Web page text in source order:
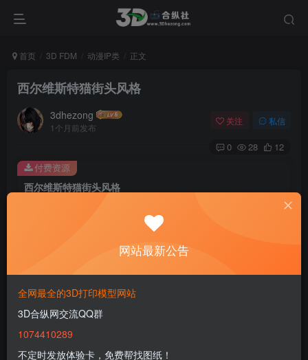
首页 3D FDM 动漫IP类 正文
西尔维斯特猫街头风格
3dhezong
1个月前发布
关注 私信
0 28 12
西尔维斯特猫街头风格
100
免费
付费资源
网站最新公告
全网最全的3D打印模型网站
3D合纵网交流QQ群
1074410289
不定时发放体验卡，免费帮找图纸！